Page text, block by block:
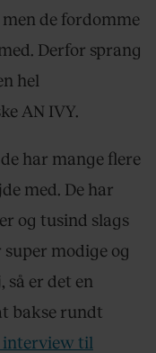
de fordomme
Derfor sprang
hel
AN IVY.
har mange flere
med. De har
og tusind slags
modige og
er det en
bakse rundt
interview til